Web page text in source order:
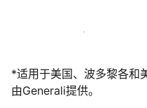
立即与我们一起迎接客人
*适用于美国、波多黎各和
由Generali提供。